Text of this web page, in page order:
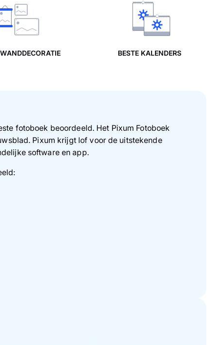
BESTE KALENDERS
fotoboek beoordeeld. Het Pixum Fotoboek
Pixum krijgt lof voor de uitstekende
software en app.